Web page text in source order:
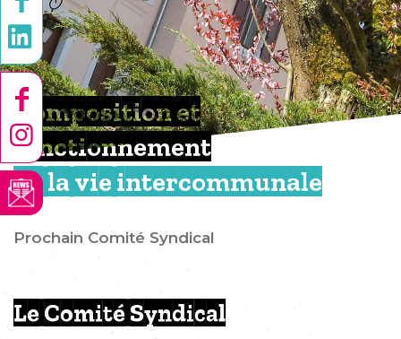
Composition et
fonctionnement
de la vie intercommunale
Prochain Comité Syndical
Le Comité Syndical